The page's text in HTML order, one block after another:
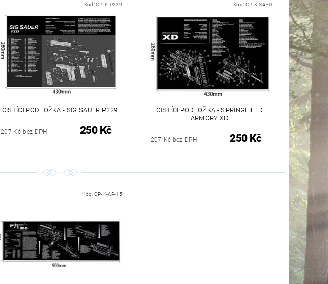
Kód:CP-K-P229
ČISTÍCÍ PODLOŽKA - SIG SAUER P229
207 Kč bez DPH 250 Kč
Kód: CP-K-SAXD
ČISTÍCÍ PODLOŽKA - SPRINGFIELD
ARMORY XD
207 Kč bez DPH 250 Kč
Kód: CP-K-AR-15